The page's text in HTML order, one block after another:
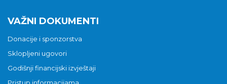
VAŽNI DOKUMENTI
Donacije i sponzorstva
Sklopljeni ugovori
Godišnji financijski izvještaji